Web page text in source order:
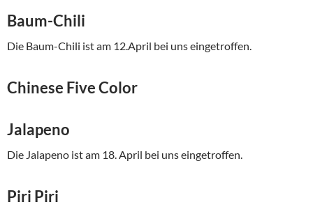
Baum-Chili
Die Baum-Chili ist am 12.April bei uns eingetroffen.
Chinese Five Color
Jalapeno
Die Jalapeno ist am 18. April bei uns eingetroffen.
Piri Piri